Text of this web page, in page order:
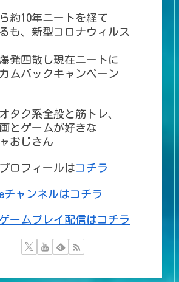
約10年ニートを経て
も、新型コロナウィルス
発四散し現在ニートに
ムバックキャンペーン
タク系全般と筋トレ、
とゲームが好きな
おじさん
ロフィールはコチラ
チャンネルはコチラ
ームプレイ配信はコチラ